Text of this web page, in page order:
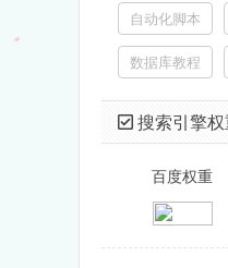
自动化脚本
数据库教程
搜索引擎
百度权重